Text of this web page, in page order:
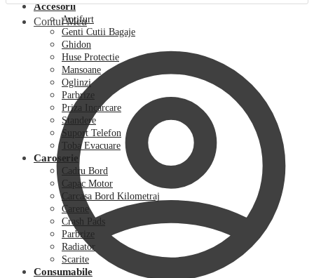
Contul Meu
Accesorii
Antifurt
Genti Cutii Bagaje
Ghidon
Huse Protectie
Mansoane
Oglinzi
Parbrize
Priza Incarcare
Standere
Suport Telefon
Toba Evacuare
Caroserie
Cadru Bord
Capac Motor
Carcasa Bord Kilometraj
Carene
Crash Pads
Parbrize
Radiator
Scarite
Consumabile